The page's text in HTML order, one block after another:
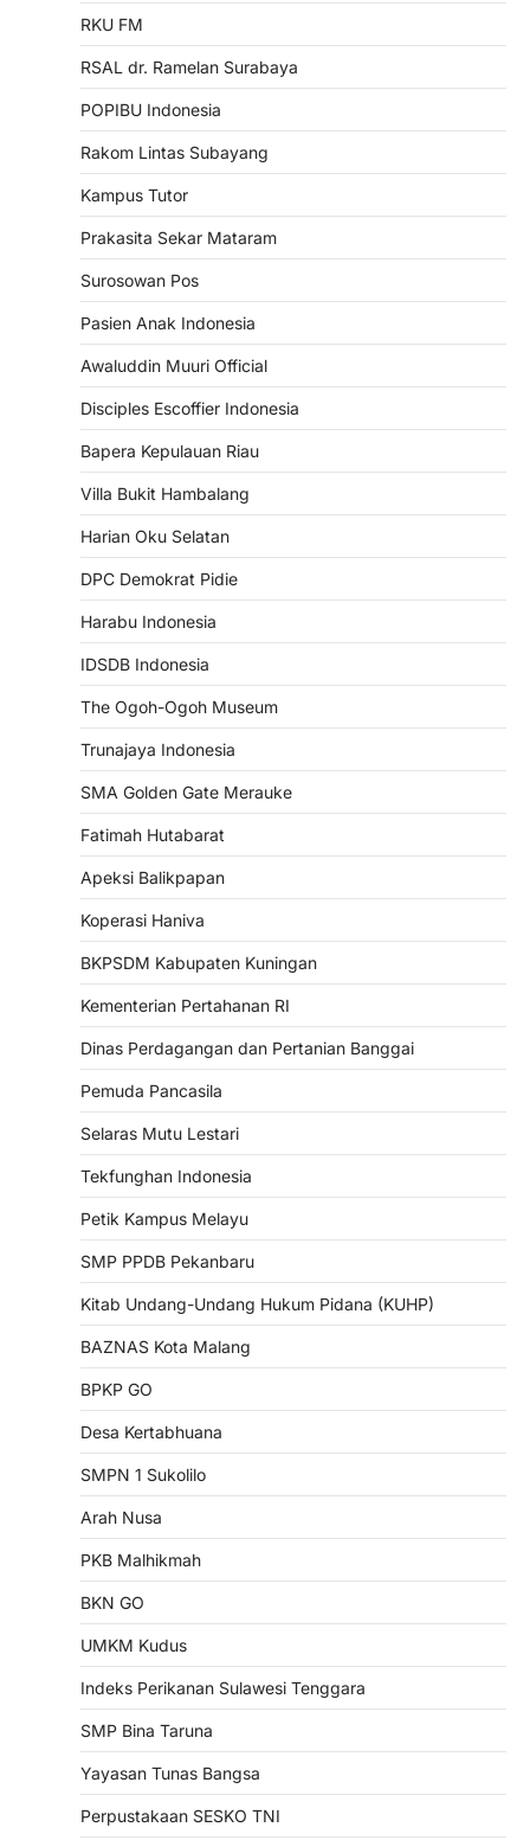
RKU FM
RSAL dr. Ramelan Surabaya
POPIBU Indonesia
Rakom Lintas Subayang
Kampus Tutor
Prakasita Sekar Mataram
Surosowan Pos
Pasien Anak Indonesia
Awaluddin Muuri Official
Disciples Escoffier Indonesia
Bapera Kepulauan Riau
Villa Bukit Hambalang
Harian Oku Selatan
DPC Demokrat Pidie
Harabu Indonesia
IDSDB Indonesia
The Ogoh-Ogoh Museum
Trunajaya Indonesia
SMA Golden Gate Merauke
Fatimah Hutabarat
Apeksi Balikpapan
Koperasi Haniva
BKPSDM Kabupaten Kuningan
Kementerian Pertahanan RI
Dinas Perdagangan dan Pertanian Banggai
Pemuda Pancasila
Selaras Mutu Lestari
Tekfunghan Indonesia
Petik Kampus Melayu
SMP PPDB Pekanbaru
Kitab Undang-Undang Hukum Pidana (KUHP)
BAZNAS Kota Malang
BPKP GO
Desa Kertabhuana
SMPN 1 Sukolilo
Arah Nusa
PKB Malhikmah
BKN GO
UMKM Kudus
Indeks Perikanan Sulawesi Tenggara
SMP Bina Taruna
Yayasan Tunas Bangsa
Perpustakaan SESKO TNI